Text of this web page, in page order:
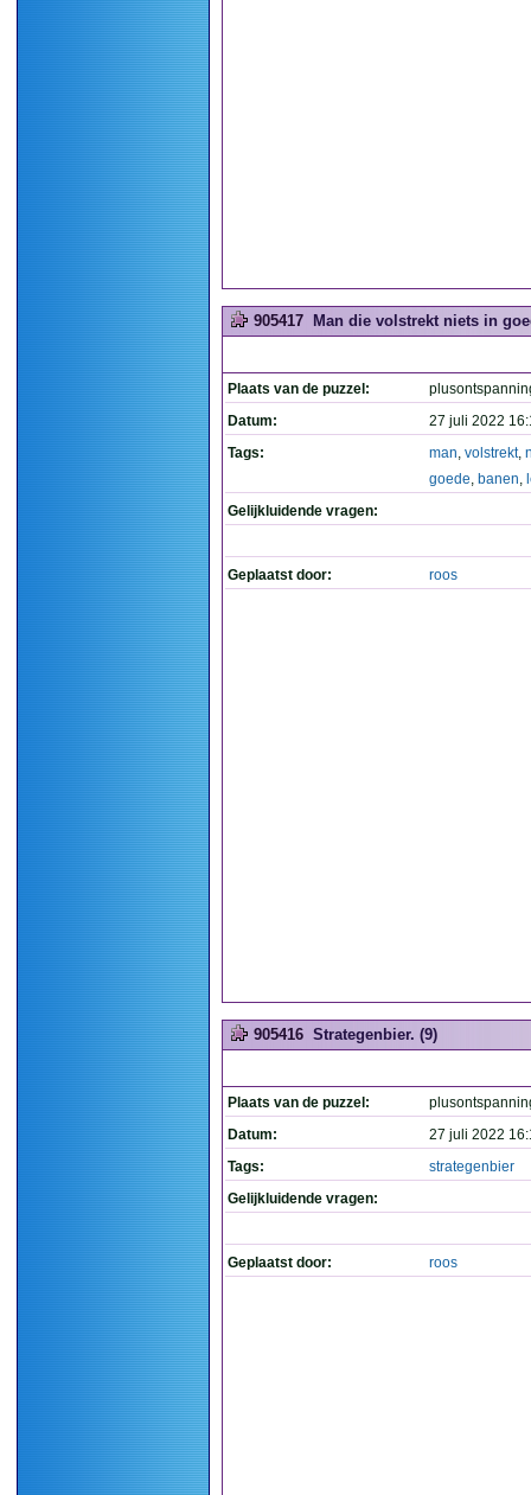
905417 Man die volstrekt niets in
Plaats van de puzzel:
Datum:
27 juli 2022
Tags:
man, volstrekt,
goede, banen,
Gelijkluidende vragen:
Geplaatst door: roos
905416 Strategenbier. (9)
Plaats van de puzzel:
Datum:
27 juli 2022
Tags:
strategenbier
Gelijkluidende vragen:
Geplaatst door: roos